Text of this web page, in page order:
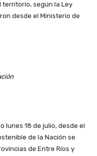
territorio, según la Ley
desde el Ministerio de
lunes 18 de julio, desde el
de la Nación se
de Entre Ríos y